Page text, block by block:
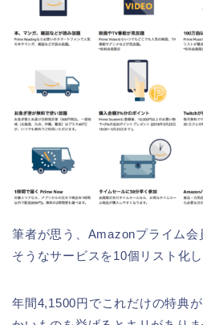
筆者が思う、Amazonプライム会
そうなサービスを10個リスト化し
年間4,1500円でこれだけの特典